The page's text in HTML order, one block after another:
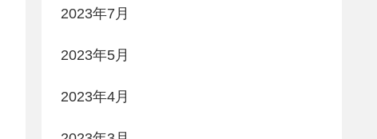
2023年7月
2023年5月
2023年4月